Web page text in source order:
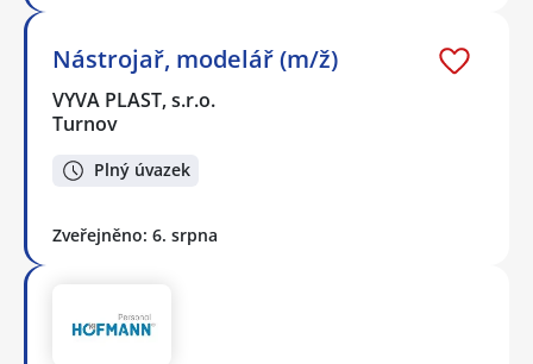
Nástrojař, modelář (m/ž)
VYVA PLAST, s.r.o.
Turnov
Plný úvazek
Zveřejněno: 6. srpna